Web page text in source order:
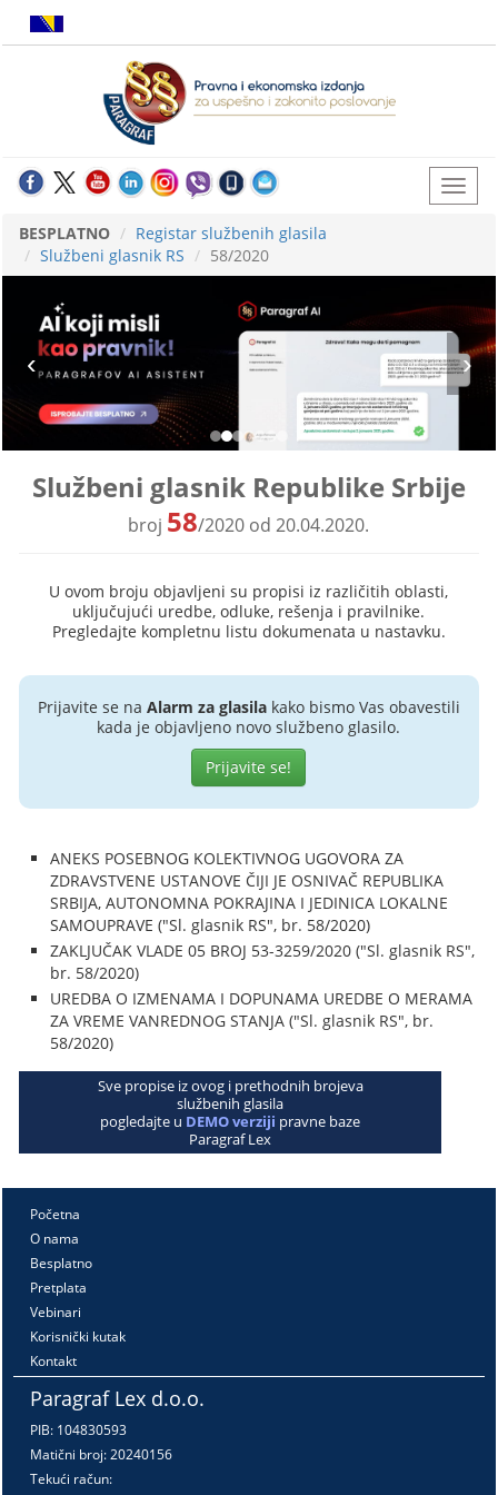
BESPLATNO
Registar službenih glasila
Službeni glasnik RS
58/2020
Službeni glasnik Republike Srbije
broj 58/2020 od 20.04.2020.
U ovom broju objavljeni su propisi iz različitih oblasti,
uključujući uredbe, odluke, rešenja i pravilnike.
Pregledajte kompletnu listu dokumenata u nastavku.
Prijavite se na Alarm za glasilakako bismo Vas obavestili
kada je objavljeno novo službeno glasilo.
Prijavite se!
ANEKS POSEBNOG KOLEKTIVNOG UGOVORA ZA
ZDRAVSTVENE USTANOVE ČIJI JE OSNIVAČ REPUBLIKA
SRBIJA, AUTONOMNA POKRAJINA I JEDINICA LOKALNE
SAMOUPRAVE ("Sl. glasnik RS", br. 58/2020)
ZAKLJUČAK VLADE 05 BROJ 53-3259/2020 ("Sl. glasnik RS",
br. 58/2020)
UREDBA O IZMENAMA I DOPUNAMA UREDBE O MERAMA
ZA VREME VANREDNOG STANJA ("Sl. glasnik RS", br.
58/2020)
Sve propise iz ovog i prethodnih brojeva
službenih glasila
pogledajte u DEMO verziji pravne baze
Paragraf Lex
Početna
O nama
Besplatno
Pretplata
Vebinari
Korisnički kutak
Kontakt
Paragraf Lex d.o.o.
PIB: 104830593
Matični broj: 20240156
Tekući račun: